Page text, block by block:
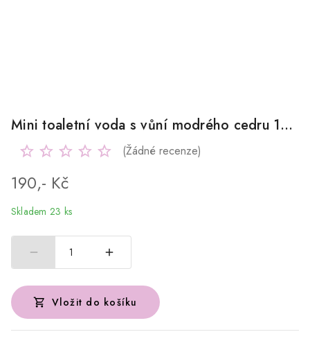
Mini toaletní voda s vůní modrého cedru 14ml
(Žádné recenze)
190,- Kč
Skladem 23 ks
1
Vložit do košíku